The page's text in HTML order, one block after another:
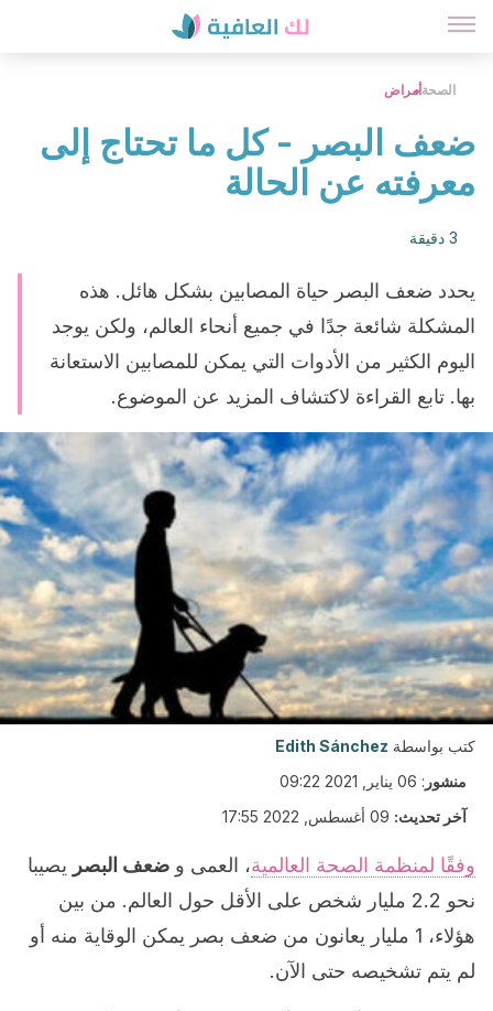
الصحةأمراض
ضعف البصر - كل ما تحتاج إلى
معرفته عن الحالة
3 دقيقة
يحدد ضعف البصر حياة المصابين بشكل هائل. هذه
المشكلة شائعة جدًا في جميع أنحاء العالم، ولكن يوجد
اليوم الكثير من الأدوات التي يمكن للمصابين الاستعانة
بها. تابع القراءة لاكتشاف المزيد عن الموضوع.
كتب بواسطة Edith Sánchez
منشور : 06 يناير, 2021 09:22
آخر تحديث: 09 أغسطس, 2022 17:55
وفقًا لمنظمة الصحة العالمية، العمى و ضعف البصر يصيبا
نحو 2.2 مليار شخص على الأقل حول العالم. من بين
هؤلاء، 1 مليار يعانون من ضعف بصر يمكن الوقاية منه أو
لم يتم تشخيصه حتى الآن.